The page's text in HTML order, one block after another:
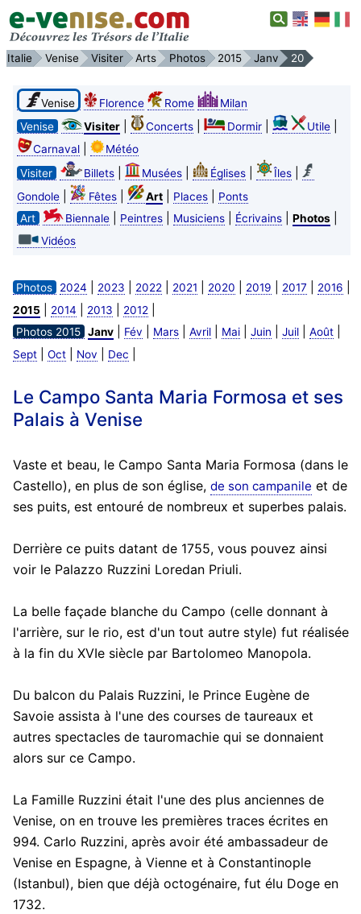
Italie Venise Visiter Arts Photos 2015 Janv 20
Venise Florence Rome
Milan
Venise
Visiter| Concerts| Dormir| Utile|
Carnaval|
Météo
Visiter
Billets| Musées| Églises| Îles|
Gondole| Fêtes| Art| Places|
Ponts
Art
Biennale| Peintres| Musiciens| Écrivains| Photos|
Vidéos
Photos 2024 2023 2022 2021 2020 2019 2017 2016
2015 2014 2013 2012
Photos 2015 Janv| Fév Mars| Avril| Mai| Juin Juil| Août|
Sept| Oct| Nov Dec
Le Campo Santa Maria Formosa et ses
Palais à Venise
Vaste et beau, le Campo Santa Maria Formosa (dans le
Castello), en plus de son église, de son campanile et de
ses puits, est entouré de nombreux et superbes palais.
Derrière ce puits datant de 1755, vous pouvez ainsi
voir le Palazzo Ruzzini Loredan Priuli.
La belle façade blanche du Campo (celle donnant à
l'arrière, sur le rio, est d'un tout autre style) fut réalisée
à la fin du XVIe siècle par Bartolomeo Manopola.
Du balcon du Palais Ruzzini, le Prince Eugène de
Savoie assista à l'une des courses de taureaux et
autres spectacles de tauromachie qui se donnaient
alors sur ce Campo.
La Famille Ruzzini était l'une des plus anciennes de
Venise, on en trouve les premières traces écrites en
994. Carlo Ruzzini, après avoir été ambassadeur de
Venise en Espagne, à Vienne et à Constantinople
(Istanbul), bien que déjà octogénaire, fut élu Doge en
1732.